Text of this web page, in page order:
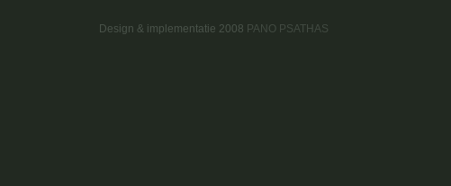
Design & implementatie 2008 PANO PSATHAS